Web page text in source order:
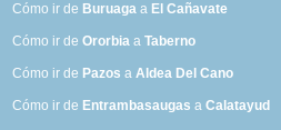
Cómo ir de Buruaga a El Cañavate
Cómo ir deOrorbia aTaberno
Cómo ir de Pazos aAldea Del Cano
Cómo ir de Entrambasaugas aCalatayud